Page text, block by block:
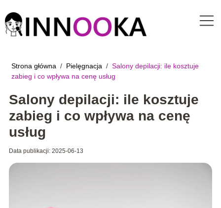
Strona główna / Pielęgnacja / Salony depilacji: ile kosztuje
zabieg i co wpływa na cenę usług
Salony depilacji: ile kosztuje
zabieg i co wpływa na cenę
usług
Data publikacji: 2025-06-13